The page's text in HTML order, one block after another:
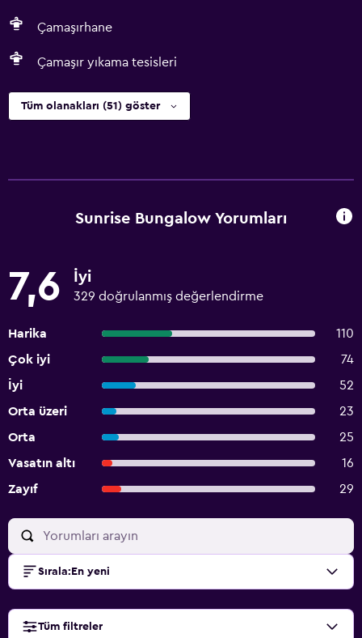
Çamaşırhane
Çamaşır yıkama tesisleri
Tüm olanakları (51) göster
Sunrise Bungalow Yorumları
7,6 İyi
329 doğrulanmış değerlendirme
Harika
110
Çok iyi
74
İyi
52
Orta üzeri
23
Orta
25
Vasatın altı
16
Zayıf
29
Sırala: En yeni
Tüm filtreler